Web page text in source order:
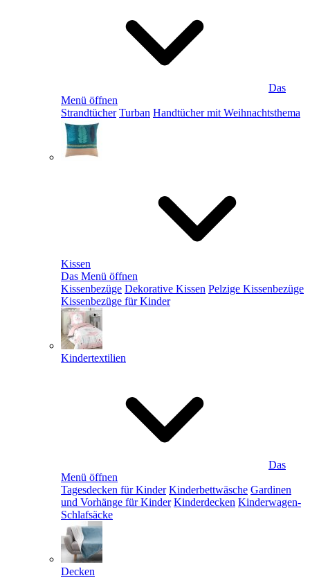
Das
Menü öffnen
Strandtücher Turban Handtücher mit Weihnachtsthema
Kissen
Das Menü öffnen
Kissenbezüge Dekorative Kissen Pelzige Kissenbezüge
Kissenbezüge für Kinder
Kindertextilien
Das
Menü öffnen
Tagesdecken für Kinder Kinderbettwäsche Gardinen
und Vorhänge für Kinder Kinderdecken Kinderwagen-
Schlafsäcke
Decken